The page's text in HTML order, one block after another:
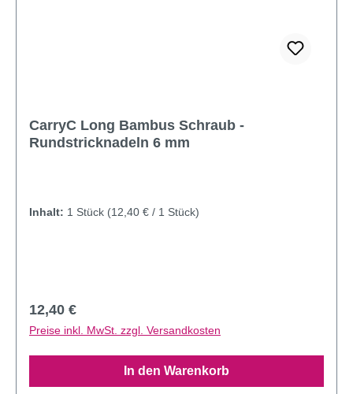
CarryC Long Bambus Schraub -
Rundstricknadeln 6 mm
Inhalt: 1 Stück (12,40 € / 1 Stück)
Regulärer Preis:
12,40 €
Preise inkl. MwSt. zzgl. Versandkosten
In den Warenkorb